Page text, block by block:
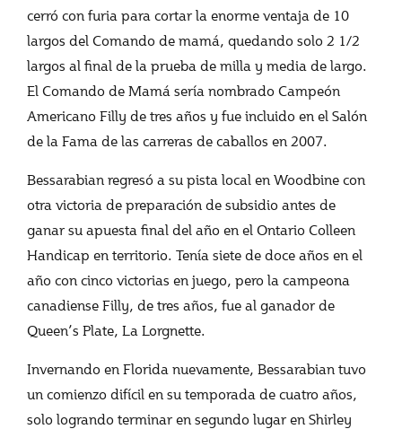
cerró con furia para cortar la enorme ventaja de 10
largos del Comando de mamá, quedando solo 2 1/2
largos al final de la prueba de milla y media de largo.
El Comando de Mamá sería nombrado Campeón
Americano Filly de tres años y fue incluido en el Salón
de la Fama de las carreras de caballos en 2007.
Bessarabian regresó a su pista local en Woodbine con
otra victoria de preparación de subsidio antes de
ganar su apuesta final del año en el Ontario Colleen
Handicap en territorio. Tenía siete de doce años en el
año con cinco victorias en juego, pero la campeona
canadiense Filly, de tres años, fue al ganador de
Queen’s Plate, La Lorgnette.
Invernando en Florida nuevamente, Bessarabian tuvo
un comienzo difícil en su temporada de cuatro años,
solo logrando terminar en segundo lugar en Shirley